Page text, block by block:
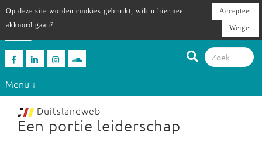
Menu ↓
Duitslandweb
Een portie leiderschap
Op deze site worden cookies gebruikt, wilt u hiermee
akkoord gaan?
Accepteer
Weiger